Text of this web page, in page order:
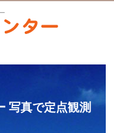
写真で定点観測